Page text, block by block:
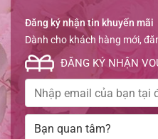
Đăng ký nhận tin khuyến mãi
Dành cho khách hàng mới,
ĐĂNG KÝ NHẬN